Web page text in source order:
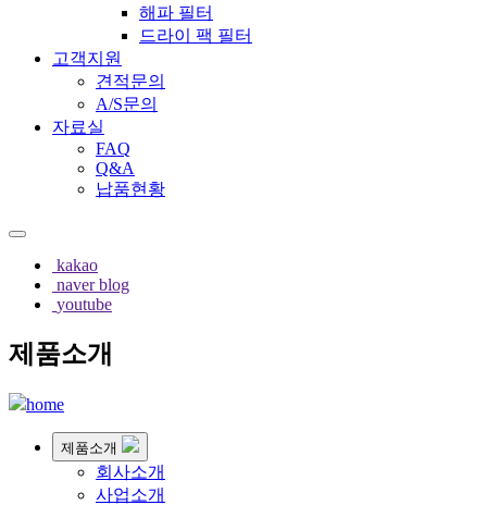
해파 필터
드라이 팩 필터
고객지원
견적문의
A/S문의
자료실
FAQ
Q&A
납품현황
kakao
naver blog
youtube
제품소개
home
제품소개
회사소개
사업소개